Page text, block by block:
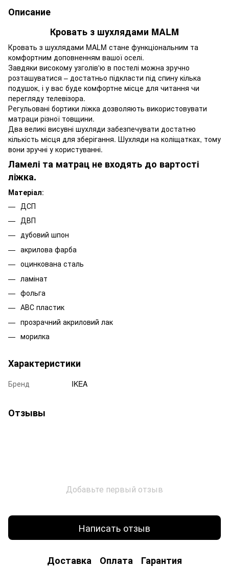
Описание
Кровать з шухлядами MALM
Кровать з шухлядами MALM стане функціональним та
комфортним доповненням вашої оселі.
Завдяки високому узголів'ю в постелі можна зручно
розташуватися – достатньо підкласти під спину кілька
подушок, і у вас буде комфортне місце для читання чи
перегляду телевізора.
Регульовані бортики ліжка дозволяють використовувати
матраци різної товщини.
Два великі висувні шухляди забезпечувати достатню
кількість місця для зберігання. Шухляди на коліщатках, тому
вони зручні у користуванні.
Ламелі та матрац не входять до вартості
ліжка.
Матеріал:
ДСП
ДВП
дубовий шпон
акрилова фарба
оцинкована сталь
ламінат
фольга
АВС пластик
прозрачний акриловий лак
морилка
Характеристики
Бренд IKEA
Отзывы
Добавьте первый отзыв
Написать отзыв
Доставка Оплата Гарантия